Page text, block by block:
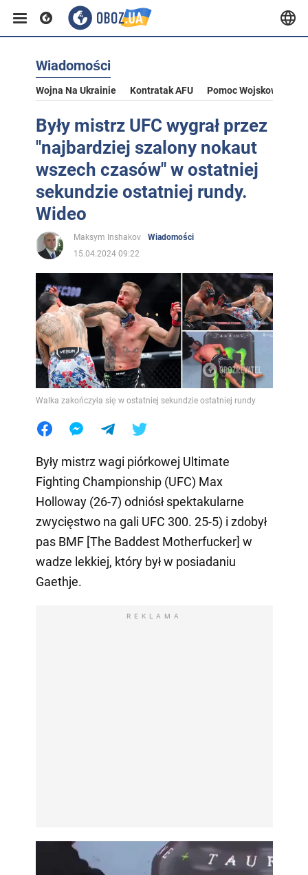
Wiadomości
Wojna Na Ukrainie Kontratak AFU Pomoc Wojskowa Dla
Były mistrz UFC wygrał przez
"najbardziej szalony nokaut
wszech czasów" w ostatniej
sekundzie ostatniej rundy.
Wideo
Maksym Inshakov
Wiadomości
15.04.2024 09:22
Walka zakończyła się w ostatniej sekundzie ostatniej rundy
Były mistrz wagi piórkowej Ultimate
Fighting Championship (UFC) Max
Holloway (26-7) odniósł spektakularne
zwycięstwo na gali UFC 300. 25-5) i zdobył
pas BMF [The Baddest Motherfucker] w
wadze lekkiej, który był w posiadaniu
Gaethje.
REKLAMA